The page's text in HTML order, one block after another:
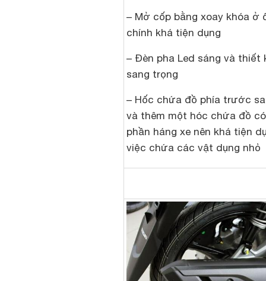
– Mở cốp bằng xoay khóa ở
chính khá tiện dụng
– Đèn pha Led sáng và thiết
sang trọng
– Hốc chứa đồ phía trước
và thêm một hóc chứa đồ
phần háng xe nên khá tiện
việc chứa các vật dụng nhỏ